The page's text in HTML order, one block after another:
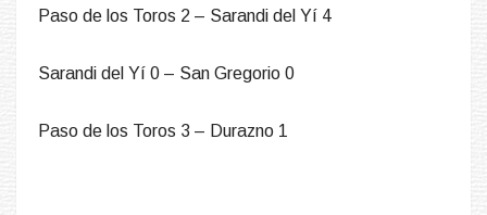
Paso de los Toros 2 – Sarandi del Yí 4
Sarandi del Yí 0 – San Gregorio 0
Paso de los Toros 3 – Durazno 1